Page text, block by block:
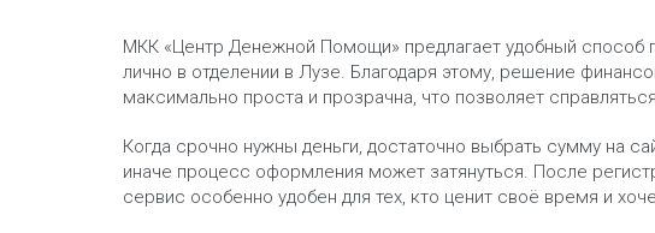
МКК «Центр Денежной Помощи» предлагает удобный способ
лично в отделении в Лузе. Благодаря этому, решение
максимально проста и прозрачна, что позволяет
Когда срочно нужны деньги, достаточно выбрать сумму на
иначе процесс оформления может затянуться. После
сервис особенно удобен для тех, кто ценит своё время и